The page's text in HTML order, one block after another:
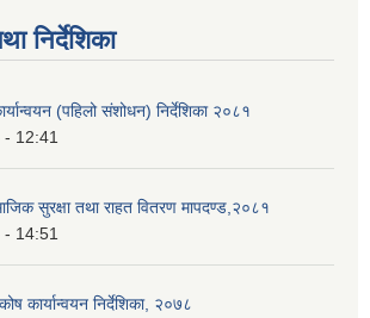
निर्देशिका
(पहिलो संशोधन) निर्देशिका २०८१
- 12:41
सुरक्षा तथा राहत वितरण मापदण्ड,२०८१
- 14:51
कार्यान्वयन निर्देशिका, २०७८